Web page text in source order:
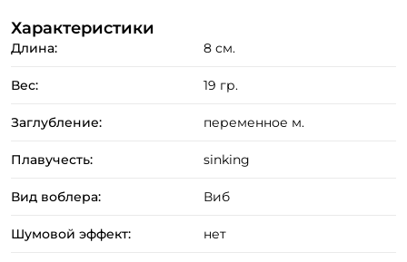
Характеристики
Длина: 8 см.
Вес: 19 гр.
Заглубление: переменное м.
Плавучесть: sinking
Вид воблера: Виб
Шумовой эффект: нет